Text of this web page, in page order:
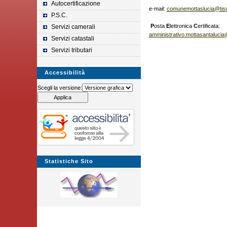
Autocertificazione
P.S.C.
Servizi camerali
Servizi catastali
Servizi tributari
Accessibilità
Scegli la versione:
Statistiche Sito
e-mail:
PostaElettronica Certificata: